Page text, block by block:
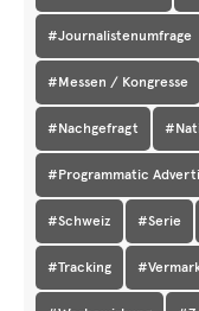
#Journalistenumfrage
#Messen / Kongresse
#Nachgefragt
#Programmatic
#Schweiz #Serie
#Tracking